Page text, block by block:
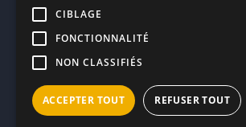
94200 Ivry-sur-Seine
Mentions légales CGU
CIBLAGE
FONCTIONNALITÉ
NON CLASSIFIÉS
ACCEPTER TOUT REFUSER TOUT